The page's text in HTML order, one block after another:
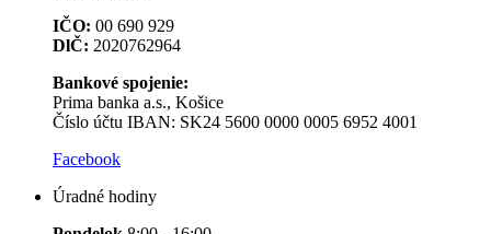
IČO: 00 690 929
DlČ: 2020762964
Bankové spojenie:
Prima banka a.s., Košice
Číslo účtu IBAN: SK24 5600 0000 0005 6952 4001
Facebook
Úradné hodiny